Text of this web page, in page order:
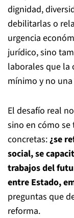
dignidad,
debilitarlas o
urgencia
jurídico, sino
laborales que la
mínimo y no
El desafío real
sino en cómo
concretas:¿se
social, se
trabajos del
entre Estado,
preguntas que
reforma.